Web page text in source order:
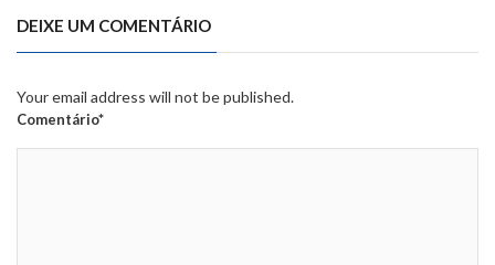
DEIXE UM COMENTÁRIO
Your email address will not be published.
Comentário*